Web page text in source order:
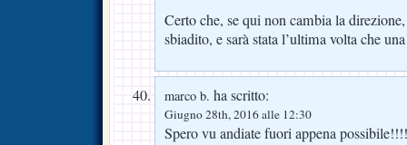
Certo che, se qui non cambia la
sbiadito, e sarà stata l’ultima volta che
marco b. ha scritto:
Giugno 28th, 2016 alle 12:30
Spero vu andiate fuori appena possibile!!!!